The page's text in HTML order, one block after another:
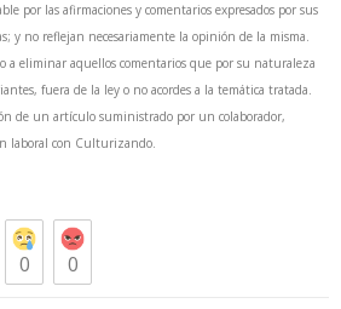
por las afirmaciones y comentarios expresados por sus
y no reflejan necesariamente la opinión de la misma.
a eliminar aquellos comentarios que por su naturaleza
fuera de la ley o no acordes a la temática tratada.
de un artículo suministrado por un colaborador,
laboral con Culturizando.
0 0